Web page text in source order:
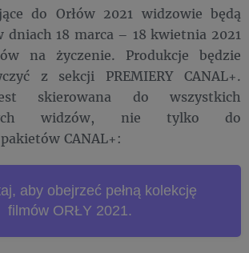
do Orłów 2021 widzowie będą
dniach 18 marca – 18 kwietnia 2021
na życzenie. Produkcje będzie
z sekcji PREMIERY CANAL+.
skierowana do wszystkich
widzów, nie tylko do
CANAL+:
aby obejrzeć pełną kolekcję
filmów ORŁY 2021.